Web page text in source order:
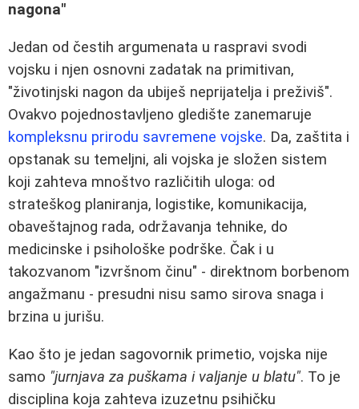
nagona"
Jedan od čestih argumenata u raspravi svodi
vojsku i njen osnovni zadatak na primitivan,
"životinjski nagon da ubiješ neprijatelja i preživiš".
Ovakvo pojednostavljeno gledište zanemaruje
kompleksnu prirodu savremene vojske. Da, zaštita i
opstanak su temeljni, ali vojska je složen sistem
koji zahteva mnoštvo različitih uloga: od
strateškog planiranja, logistike, komunikacija,
obaveštajnog rada, održavanja tehnike, do
medicinske i psihološke podrške. Čak i u
takozvanom "izvršnom činu" - direktnom borbenom
angažmanu - presudni nisu samo sirova snaga i
brzina u jurišu.
Kao što je jedan sagovornik primetio, vojska nije
samo "jurnjava za puškama i valjanje u blatu". To je
disciplina koja zahteva izuzetnu psihičku